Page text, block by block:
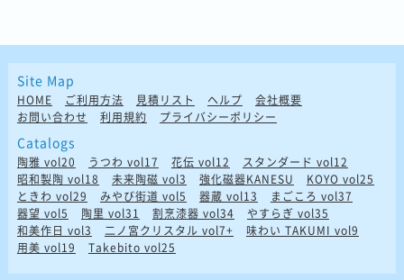
Site Map
HOME ご利用方法 見積リスト ヘルプ
会社概要
お問い合わせ
利用規約 プライバシーポリシー
Catalogs
陶雅 vol20 うつわ vol17 花伝 vol12
スタンダード vol12
昭和製陶 vol18
未来陶磁 vol3 強化磁器KANESU
KOYO vol25
ときわ vol29
みやび街道 vol5 器蔵 vol13
まごころ vol37
器望 vol5
陶里 vol31 割烹漆器 vol34
やすらぎ vol35
和美作日 vol3
二ノ宮クリスタル vol7+
味わい TAKUMI vol9
用美 vol19
Takebito vol25